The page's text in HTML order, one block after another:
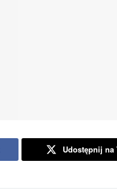
Udostępnij na